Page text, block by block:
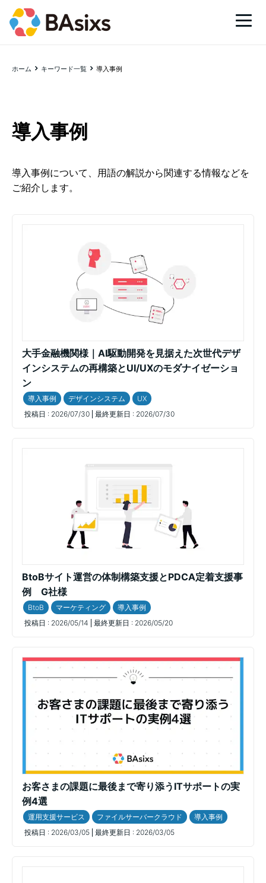
ホーム キーワード一覧 導入事例
導入事例
導入事例について、用語の解説から関連する情報などを
ご紹介します。
大手金融機関様｜AI駆動開発を見据えた次世代デザ
インシステムの再構築とUI/UXのモダナイゼーショ
ン
導入事例 デザインシステム
UX
投稿日 : 2026/07/30 最終更新日 : 2026/07/30
BtoBサイト運営の体制構築支援とPDCA定着支援事
例 G社様
BtoB マーケティング
導入事例
投稿日 : 2026/05/14 最終更新日 : 2026/05/20
お客さまの課題に最後まで寄り添うITサポートの実
例4選
運用支援サービス ファイルサーバークラウド
導入事例
投稿日 : 2026/03/05 最終更新日 : 2026/03/05